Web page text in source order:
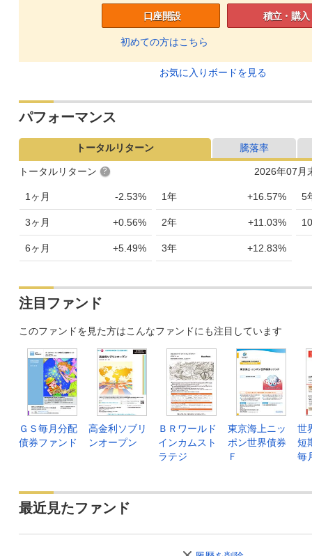
口座開設
初めての方はこちら
積立・購入
お気に入りボードを見る
パフォーマンス
トータルリターン 騰落率
2026年07月
トータルリターン
1ヶ月 -2.53%
3ヶ月 +0.56%
6ヶ月 +5.49%
1年 +16.57%
2年 +11.03%
3年 +12.83%
5
注目ファンド
このファンドを見た方はこんなファンドにも注目しています
ＧＳ毎月分配
債券ファンド
高金利ソブリ
ンオープン
ＢＲワールド
インカムスト
ラテジ
東京海上ニッ
ポン世界債券
Ｆ
世
短
毎
最近見たファンド